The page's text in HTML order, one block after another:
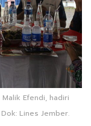
Efendi, hadiri
Lines Jember.